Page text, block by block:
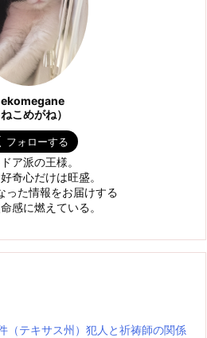
ねこめがね）
ア派の王様。
奇心だけは旺盛。
った情報をお届けする
感に燃えている。
（テキサス州）犯人と祈祷師の関係